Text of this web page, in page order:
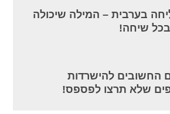
בערבית – המילה שיכולה
שיחה!
להישרדות
שלא תרצו לפספס!